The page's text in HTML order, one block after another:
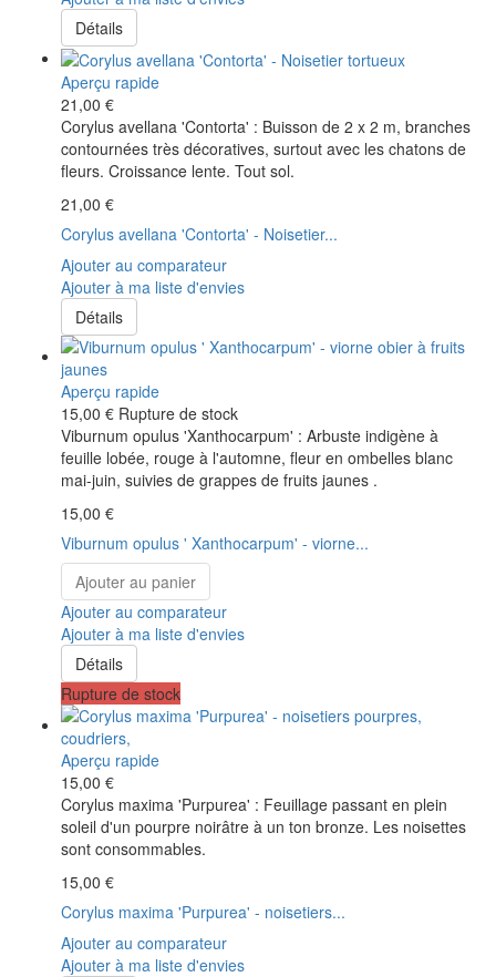
Détails
Aperçu rapide
21,00 €
Corylus avellana 'Contorta' : Buisson de 2 x 2 m, branches
contournées très décoratives, surtout avec les chatons de
fleurs. Croissance lente. Tout sol.
21,00 €
Corylus avellana 'Contorta' - Noisetier...
Ajouter au comparateur
Ajouter à ma liste d'envies
Détails
Aperçu rapide
15,00 € Rupture de stock
Viburnum opulus 'Xanthocarpum' : Arbuste indigène à
feuille lobée, rouge à l'automne, fleur en ombelles blanc
mai-juin, suivies de grappes de fruits jaunes .
15,00 €
Viburnum opulus ' Xanthocarpum' - viorne...
Ajouter au panier
Ajouter au comparateur
Ajouter à ma liste d'envies
Détails
Rupture de stock
Aperçu rapide
15,00 €
Corylus maxima 'Purpurea' : Feuillage passant en plein
soleil d'un pourpre noirâtre à un ton bronze. Les noisettes
sont consommables.
15,00 €
Corylus maxima 'Purpurea' - noisetiers...
Ajouter au comparateur
Ajouter à ma liste d'envies